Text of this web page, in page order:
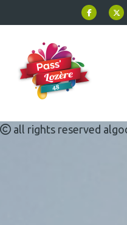
Aller au contenu principal
all rights reserved